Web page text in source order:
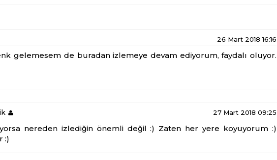
26 Mart 2018 16:16
gelemesem de buradan izlemeye devam ediyorum, faydalı oluyor.
27 Mart 2018 09:25
nereden izlediğin önemli değil :) Zaten her yere koyuyorum :)
:)